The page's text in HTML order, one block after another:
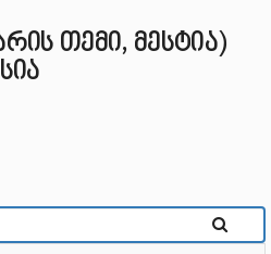
თემი, მესტია)